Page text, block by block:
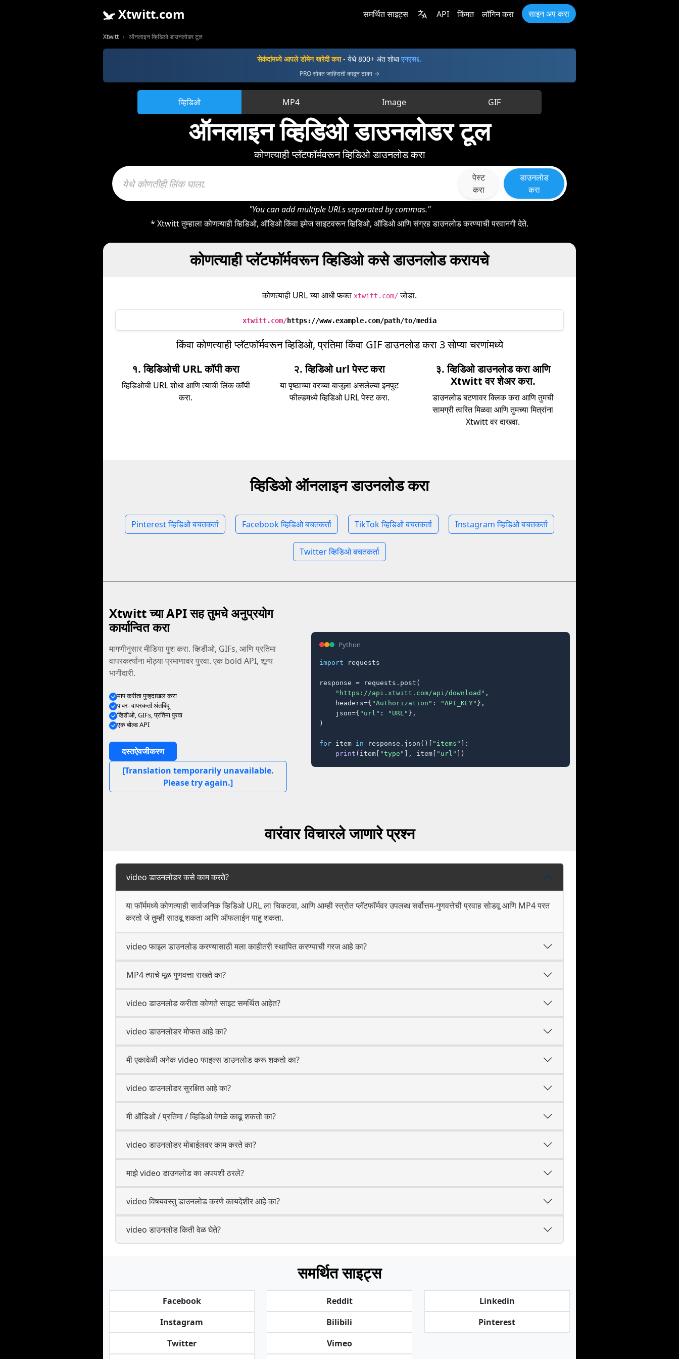
Xtwitt.com समर्थित साइट्स API किंमत लॉगिन करा साइन अप करा
Xtwitt ऑनलाइन व्हिडिओ डाउनलोडर टूल
सेकंदांमध्ये आपले डोमेन खरेदी करा- येथे 800+ अंत शोधाएनएस६.
PRO सोबत जाहिराती काढून टाका →
व्हिडिओ MP4 Image GIF
ऑनलाइन व्हिडिओ डाउनलोडर टूल
कोणत्याही प्लॅटफॉर्मवरून व्हिडिओ डाउनलोड करा
पेस्ट
करा
डाउनलोड
करा
"You can add multiple URLs separated by commas."
* Xtwitt तुम्हाला कोणत्याही व्हिडिओ, ऑडिओ किंवा इमेज साइटवरून व्हिडिओ, ऑडिओ आणि संग्रह डाउनलोड करण्याची परवानगी देते.
कोणत्याही प्लॅटफॉर्मवरून व्हिडिओ कसे डाउनलोड करायचे
कोणत्याही URL च्या आधी फक्त xtwitt.com/जोडा.
xtwitt.com/https://www.example.com/path/to/media
किंवा कोणत्याही प्लॅटफॉर्मवरून व्हिडिओ, प्रतिमा किंवा GIF डाउनलोड करा 3 सोप्या चरणांमध्ये
१. व्हिडिओची URL कॉपी करा
व्हिडिओची URL शोधा आणि त्याची लिंक कॉपी
करा.
२. व्हिडिओ url पेस्ट करा
या पृष्ठाच्या वरच्या बाजूला असलेल्या इनपुट
फील्डमध्ये व्हिडिओ URL पेस्ट करा.
३. व्हिडिओ डाउनलोड करा आणि
Xtwitt वर शेअर करा.
डाउनलोड बटणावर क्लिक करा आणि तुमची
सामग्री त्वरित मिळवा आणि तुमच्या मित्रांना
Xtwitt वर दाखवा.
व्हिडिओ ऑनलाइन डाउनलोड करा
Pinterest व्हिडिओ बचतकर्ता Facebook व्हिडिओ बचतकर्ता TikTok व्हिडिओ बचतकर्ता Instagram व्हिडिओ बचतकर्ता
Twitter व्हिडिओ बचतकर्ता
Xtwitt च्या API सह तुमचे अनुप्रयोग
कार्यान्वित करा
मागणीनुसार मीडिया पुश करा. व्हिडीओ, GIFs, आणि प्रतिमा
वापरकर्त्यांना मोठ्या प्रमाणावर पुरवा. एक bold API, शून्य
भागीदारी.
माप करीता पुन्हदाखल करा
पावर- वापरकर्ता अंतबिंदू
व्हिडीओ, GIFs, प्रतिमा पुरवा
एक बोल्ड API
दस्तऐवजीकरण
[Translation temporarily unavailable.
Please try again.]
Python
import requests
response = requests.post(
"https://api.xtwitt.com/api/download" ,
    headers={
"Authorization" : "API_KEY" },
    json={
"url" : "URL" },
)
for item in response.json()[ "items" ]:
print (item[ "type" ], item[ "url" ])
वारंवार विचारले जाणारे प्रश्न
video डाउनलोडर कसे काम करते?
या फॉर्ममध्ये कोणत्याही सार्वजनिक व्हिडिओ URL ला चिकटवा, आणि आम्ही स्त्रोत प्लॅटफॉर्मवर उपलब्ध सर्वोत्तम-गुणवत्तेची प्रवाह सोडवू आणि MP4 परत
करतो जे तुम्ही साठवू शकता आणि ऑफलाईन पाहू शकता.
video फाइल डाउनलोड करण्यासाठी मला काहीतरी स्थापित करण्याची गरज आहे का?
MP4 त्याचे मूळ गुणवत्ता राखते का?
video डाउनलोड करीता कोणते साइट समर्थित आहेत?
video डाउनलोडर मोफत आहे का?
मी एकावेळी अनेक video फाइल्स डाउनलोड करू शकतो का?
video डाउनलोडर सुरक्षित आहे का?
मी ऑडिओ / प्रतिमा / व्हिडिओ वेगळे काढू शकतो का?
video डाउनलोडर मोबाईलवर काम करते का?
माझे video डाउनलोड का अपयशी ठरले?
video विषयवस्तु डाउनलोड करणे कायदेशीर आहे का?
video डाउनलोड किती वेळ घेते?
समर्थित साइट्स
Facebook
Instagram
Twitter
Reddit
Bilibili
Vimeo
Linkedin
Pinterest